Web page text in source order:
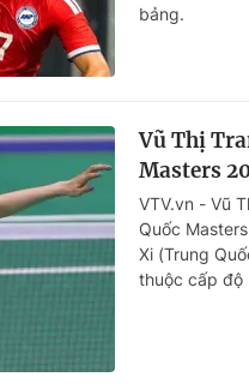
bảng.
Vũ Thị
Masters
VTV.vn - Vũ
Quốc
Xi (Trung
thuộc cấp độ